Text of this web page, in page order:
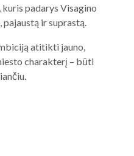
padarys Visagino
ir suprastą.
atitikti jauno,
charakterį – būti